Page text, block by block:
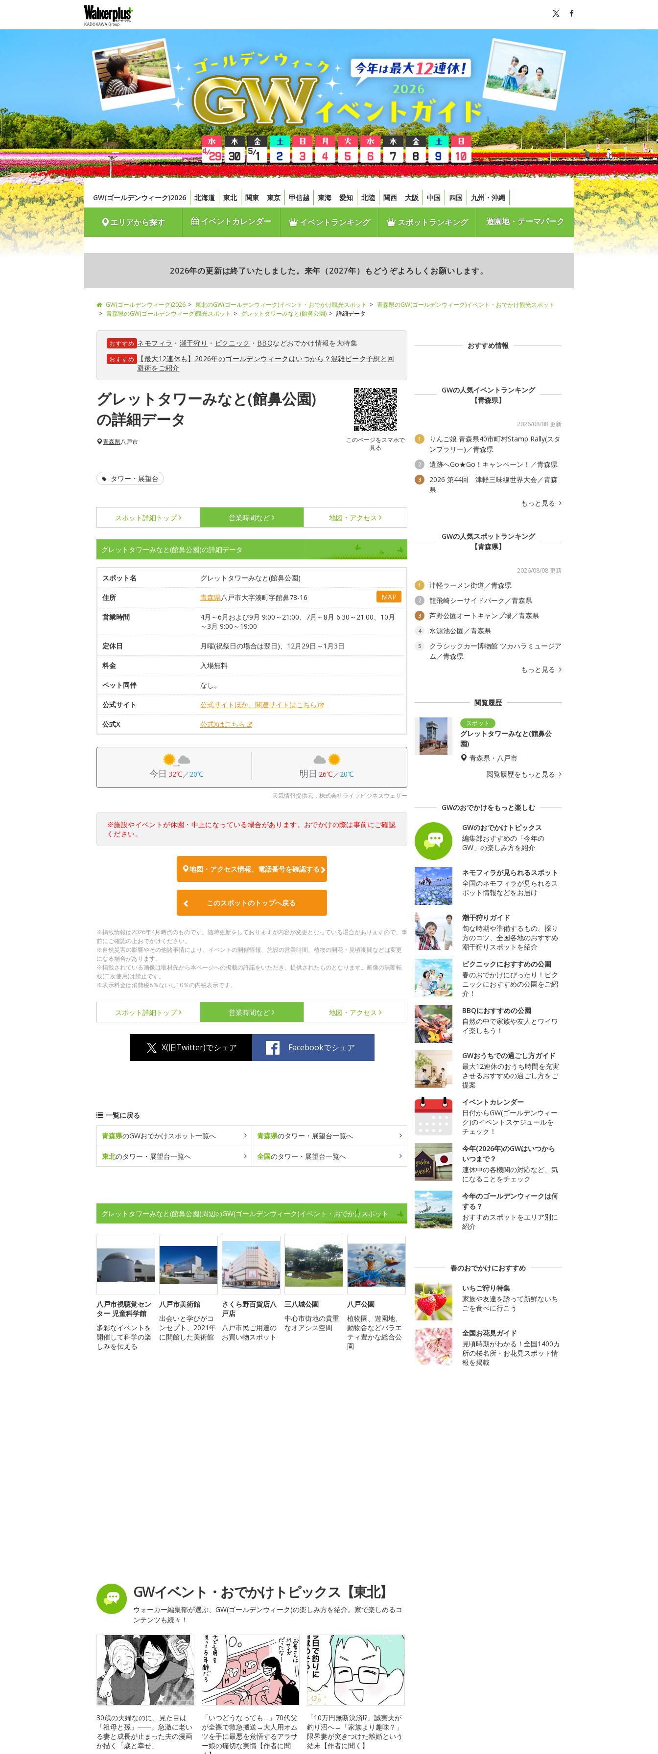
GW(ゴールデンウィーク)2026 北海道 東北 関東 東京 甲信越 東海 愛知 北陸 関西 大阪 中国 四国 九州・沖縄
エリアから探す イベントカレンダー イベントランキング スポットランキング 遊園地・テーマパーク
2026年の更新は終了いたしました。来年（2027年）もどうぞよろしくお願いします。
GW(ゴールデンウィーク)2026 東北のGW(ゴールデンウィーク)イベント・おでかけ観光スポット
青森県のGW(ゴールデンウィーク)イベント・おでかけ観光スポット
青森県のGW(ゴールデンウィーク)観光スポット
グレットタワーみなと(館鼻公園) 詳細データ
おすすめ ネモフィラ ・ 潮干狩り ・ ピクニック ・ BBQなどおでかけ情報を大特集
おすすめ
【最大12連休も】2026年のゴールデンウィークはいつから？混雑ピーク予想と回
避術をご紹介
グレットタワーみなと(館鼻公園)
の詳細データ
このページをスマホで
見る
青森県八戸市
タワー・展望台
スポット詳細 トップ 営業時間など 地図・アクセス
グレットタワーみなと(館鼻公園)の詳細データ
スポット名 グレットタワーみなと(館鼻公園)
住所 青森県八戸市大字湊町字館鼻78-16 MAP
営業時間
4月～6月および9月 9:00～21:00、7月～8月 6:30～21:00、10月
～3月 9:00～19:00
定休日 月曜(祝祭日の場合は翌日)、12月29日～1月3日
料金 入場無料
ペット同伴 なし。
公式サイト 公式サイトほか、関連サイトはこちら
公式X 公式Xはこちら
今日 32℃／20℃ 明日 26℃／20℃
天気情報提供元：株式会社ライフビジネスウェザー
※施設やイベントが休園・中止になっている場合があります。おでかけの際は事前にご確認
ください。
地図・アクセス情報、電話番号を確認する
このスポットのトップへ戻る
※掲載情報は2026年4月時点のものです。随時更新をしておりますが内容が変更となっている場合がありますので、事
前にご確認の上おでかけください。
※自然災害の影響やその他諸事情により、イベントの開催情報、施設の営業時間、植物の開花・見頃期間などは変更
になる場合があります。
※掲載されている画像は取材先から本ページへの掲載の許諾をいただき、提供されたものとなります。画像の無断転
載(二次使用)は禁止です。
※表示料金は消費税8％ないし10％の内税表示です。
スポット詳細 トップ 営業時間など 地図・アクセス
X(旧Twitter)でシェア Facebookでシェア
一覧に戻る
青森県のGWおでかけスポット一覧へ 青森県のタワー・展望台一覧へ
東北のタワー・展望台一覧へ 全国のタワー・展望台一覧へ
グレットタワーみなと(館鼻公園)周辺のGW(ゴールデンウィーク)イベント・おでかけスポット
八戸市視聴覚セン
ター 児童科学館
多彩なイベントを
開催して科学の楽
しみを伝える
八戸市美術館
出会いと学びがコ
ンセプト、2021年
に開館した美術館
さくら野百貨店八
戸店
八戸市民ご用達の
お買い物スポット
三八城公園
中心市街地の貴重
なオアシス空間
八戸公園
植物園、遊園地、
動物舎などバラエ
ティ豊かな総合公
園
GWイベント・おでかけトピックス【東北】
ウォーカー編集部が選ぶ、GW(ゴールデンウィーク)の楽しみ方を紹介。家で楽しめるコ
ンテンツも続々！
30歳の夫婦なのに、見た目は
「祖母と孫」――。急激に老い
る妻と成長が止まった夫の漫画
が描く「歳と幸せ」
「いつどうなっても…」70代父
が全裸で救急搬送→大人用オム
ツを手に最悪を覚悟するアラサ
ー娘の痛切な実情【作者に聞
「10万円無断決済!?」誠実夫が
釣り沼へ→「家族より趣味？」
限界妻が突きつけた離婚という
結末【作者に聞く】
おすすめ情報
GWの人気イベントランキング
【青森県】
2026/08/08 更新
1
りんご娘 青森県40市町村Stamp Rally(スタ
ンプラリー)／青森県
2 遺跡へGo★Go！キャンペーン！／青森県
3
2026 第44回 津軽三味線世界大会／青森
県
もっと見る
GWの人気スポットランキング
【青森県】
2026/08/08 更新
1 津軽ラーメン街道／青森県
2 龍飛崎シーサイドパーク／青森県
3 芦野公園オートキャンプ場／青森県
4 水源池公園／青森県
5
クラシックカー博物館 ツカハラミュージア
ム／青森県
もっと見る
閲覧履歴
グレットタワーみなと(館鼻公
園)
青森県・八戸市
閲覧履歴をもっと見る
GWのおでかけをもっと楽しむ
GWのおでかけトピックス
編集部おすすめの「今年の
GW」の楽しみ方を紹介
ネモフィラが見られるスポット
全国のネモフィラが見られるス
ポット情報などをお届け
潮干狩りガイド
旬な時期や準備するもの、採り
方のコツ、全国各地のおすすめ
潮干狩りスポットを紹介
ピクニックにおすすめの公園
春のおでかけにぴったり！ピク
ニックにおすすめの公園をご紹
介！
BBQにおすすめの公園
自然の中で家族や友人とワイワ
イ楽しもう！
GWおうちでの過ごし方ガイド
最大12連休のおうち時間を充実
させるおすすめの過ごし方をご
提案
イベントカレンダー
日付からGW(ゴールデンウィー
ク)のイベントスケジュールを
チェック！
今年(2026年)のGWはいつから
いつまで？
連休中の各機関の対応など、気
になることをチェック
今年のゴールデンウィークは何
する？
おすすめスポットをエリア別に
紹介
春のおでかけにおすすめ
いちご狩り特集
家族や友達を誘って新鮮ないち
ごを食べに行こう
全国お花見ガイド
見頃時期がわかる！全国1400カ
所の桜名所・お花見スポット情
報を掲載